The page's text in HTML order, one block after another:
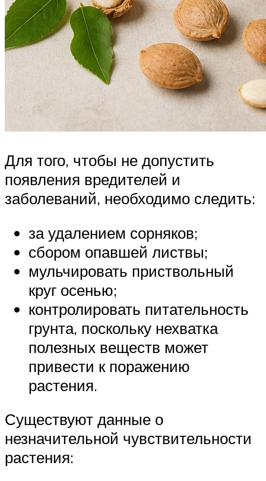
Для того, чтобы не допустить
появления вредителей и
заболеваний, необходимо следить:
за удалением сорняков;
сбором опавшей листвы;
мульчировать приствольный
круг осенью;
контролировать питательность
грунта, поскольку нехватка
полезных веществ может
привести к поражению
растения.
Существуют данные о
незначительной чувствительности
растения: